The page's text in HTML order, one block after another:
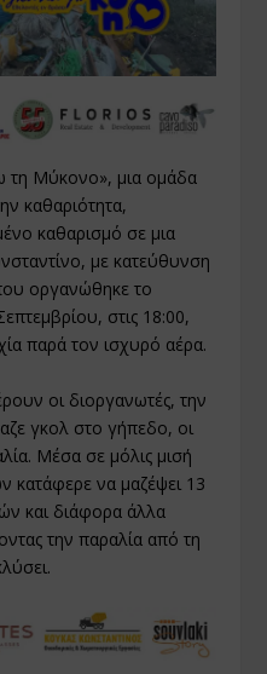
τη Μύκονο», μια ομάδα
καθαριότητα,
καθαρισμό σε μια
με κατεύθυνση
οργανώθηκε το
στις 18:00,
παρά τον ισχυρό αέρα.
οι διοργανωτές, την
γκολ στο γήπεδο, οι
Μέσα σε μόλις μισή
να μαζέψει 13
και διάφορα άλλα
την παραλία από τη